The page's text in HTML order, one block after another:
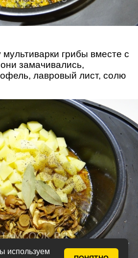
используем
грибы вместе с
замачивались,
лавровый лист, солю